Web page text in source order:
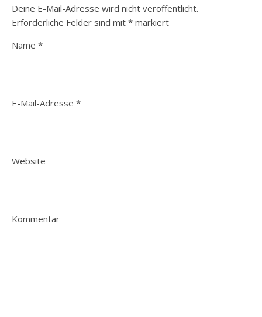
Deine E-Mail-Adresse wird nicht veröffentlicht.
Erforderliche Felder sind mit * markiert
Name *
E-Mail-Adresse *
Website
Kommentar